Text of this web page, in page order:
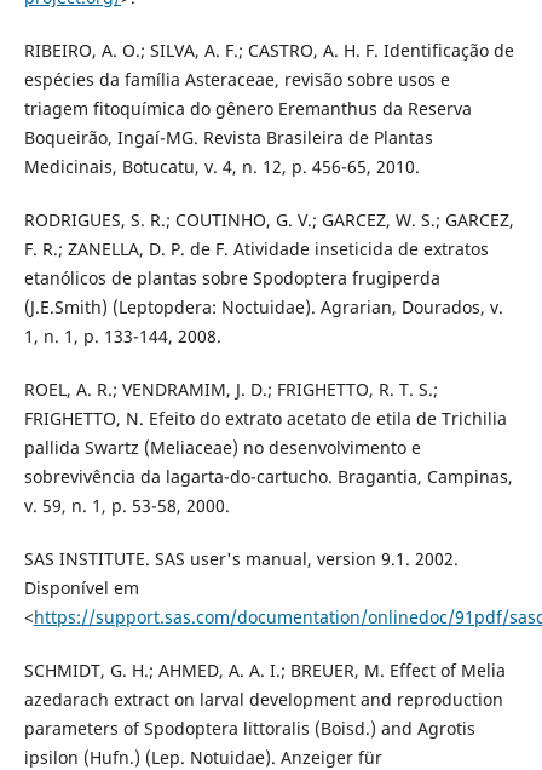
RIBEIRO, A. O.; SILVA, A. F.; CASTRO, A. H. F. Identificação de
espécies da família Asteraceae, revisão sobre usos e
triagem fitoquímica do gênero Eremanthus da Reserva
Boqueirão, Ingaí-MG. Revista Brasileira de Plantas
Medicinais, Botucatu, v. 4, n. 12, p. 456-65, 2010.
RODRIGUES, S. R.; COUTINHO, G. V.; GARCEZ, W. S.; GARCEZ,
F. R.; ZANELLA, D. P. de F. Atividade inseticida de extratos
etanólicos de plantas sobre Spodoptera frugiperda
(J.E.Smith) (Leptopdera: Noctuidae). Agrarian, Dourados, v.
1, n. 1, p. 133-144, 2008.
ROEL, A. R.; VENDRAMIM, J. D.; FRIGHETTO, R. T. S.;
FRIGHETTO, N. Efeito do extrato acetato de etila de Trichilia
pallida Swartz (Meliaceae) no desenvolvimento e
sobrevivência da lagarta-do-cartucho. Bragantia, Campinas,
v. 59, n. 1, p. 53-58, 2000.
SAS INSTITUTE. SAS user's manual, version 9.1. 2002.
Disponível em
<https://support.sas.com/documentation/onlinedoc/91pdf/
SCHMIDT, G. H.; AHMED, A. A. I.; BREUER, M. Effect of Melia
azedarach extract on larval development and reproduction
parameters of Spodoptera littoralis (Boisd.) and Agrotis
ipsilon (Hufn.) (Lep. Notuidae). Anzeiger für